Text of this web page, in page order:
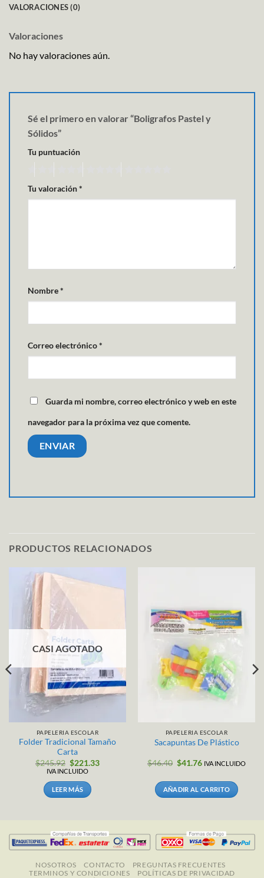
VALORACIONES (0)
Valoraciones
No hay valoraciones aún.
Sé el primero en valorar “Boligrafos Pastel y
Sólidos”
Tu puntuación
Tu valoración*
Nombre*
Correo electrónico*
Guarda mi nombre, correo electrónico y web en este
navegador para la próxima vez que comente.
PRODUCTOS RELACIONADOS
CASI AGOTADO
PAPELERIA ESCOLAR
Folder Tradicional Tamaño
Carta
$245.92 El
precio
era:
$245.92.
$221.33El
IVA INCLUIDO
LEER MÁS
PAPELERIA ESCOLAR
Sacapuntas De Plástico
$46.40 El
era:
$46.40.
$41.76El
es:
$41.76.
IVA INCLUIDO
AÑADIR AL CARRITO
NOSOTROS CONTACTO
PREGUNTAS FRECUENTES
TERMINOS Y CONDICIONES
POLÍTICAS DE PRIVACIDAD